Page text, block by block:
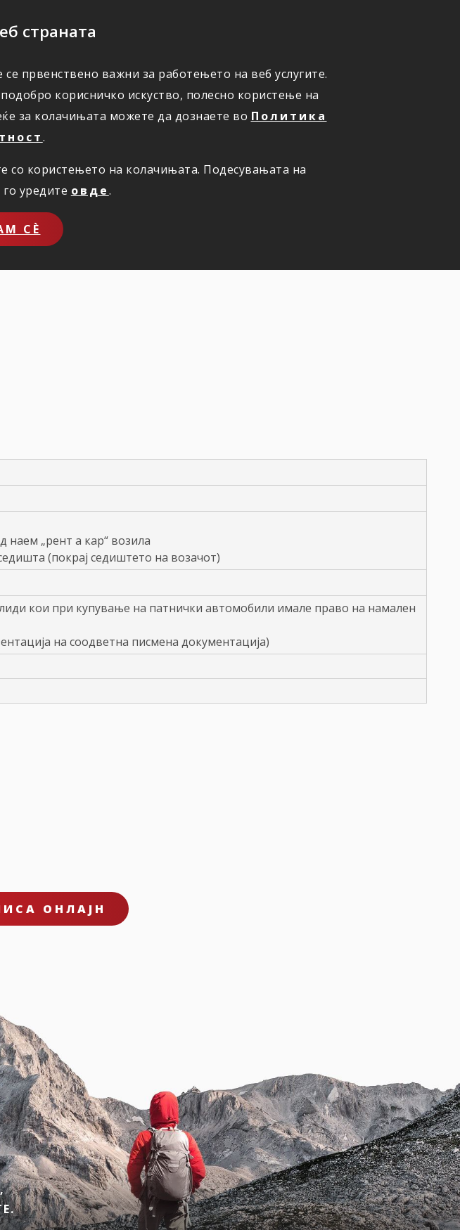
страната
првенствено важни за работењето на веб услугите.
корисничко искуство, полесно користење на
за колачињата можете да дознаете во Политика
.
со користењето на колачињата. Подесувањата на
уредите овде.
СЀ
ЗА НАС ОНЛАЈН ПРИЈАВИ ШТЕТА
за вашето
наем „рент а кар“ возила
(покрај седиштето на возачот)
кои при купување на патнички автомобили имале право на намален
на соодветна писмена документација)
ОНЛАЈН